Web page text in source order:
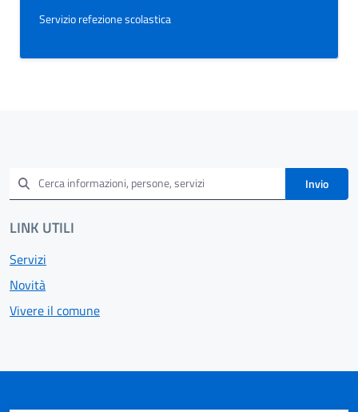
Servizio refezione scolastica
Invio
LINK UTILI
Servizi
Novità
Vivere il comune